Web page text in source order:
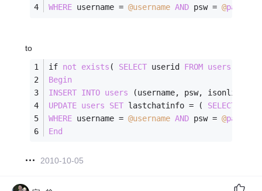
WHERE username = @username AND psw = @
to
if not exists ( SELECT userid FROM users
Begin
INSERT INTO users (username, psw, isonline)
UPDATE users SET lastchatinfo = ( SELECT
WHERE username = @username AND psw = @
End
2010-10-05